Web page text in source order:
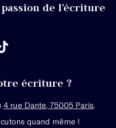
de l’écriture
écriture ?
4 rue Dante, 75005 Paris.
quand même !